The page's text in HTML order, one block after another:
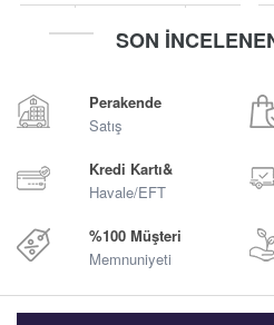
SON
Perakende
Satış
Kredi Kartı&
Havale/EFT
%100 Müşteri
Memnuniyeti